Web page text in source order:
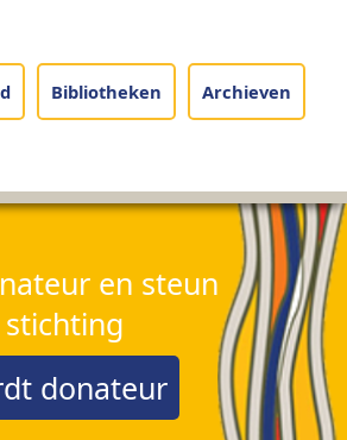
Bibliotheken Archieven
en steun
donateur